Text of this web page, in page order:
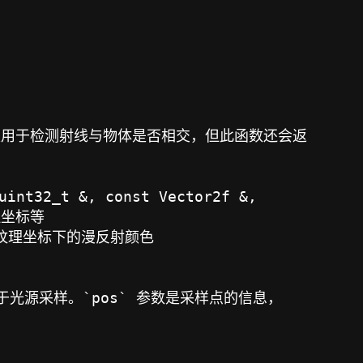
与物体是否相交，但此函数还会返
&, const Vector2f &,
标等
标下的漫反射颜色
样。`pos` 参数是采样点的信息，